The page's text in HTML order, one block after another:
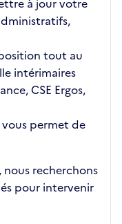
à jour votre
tout au
intérimaires
CSE Ergos,
permet de
recherchons
pour intervenir